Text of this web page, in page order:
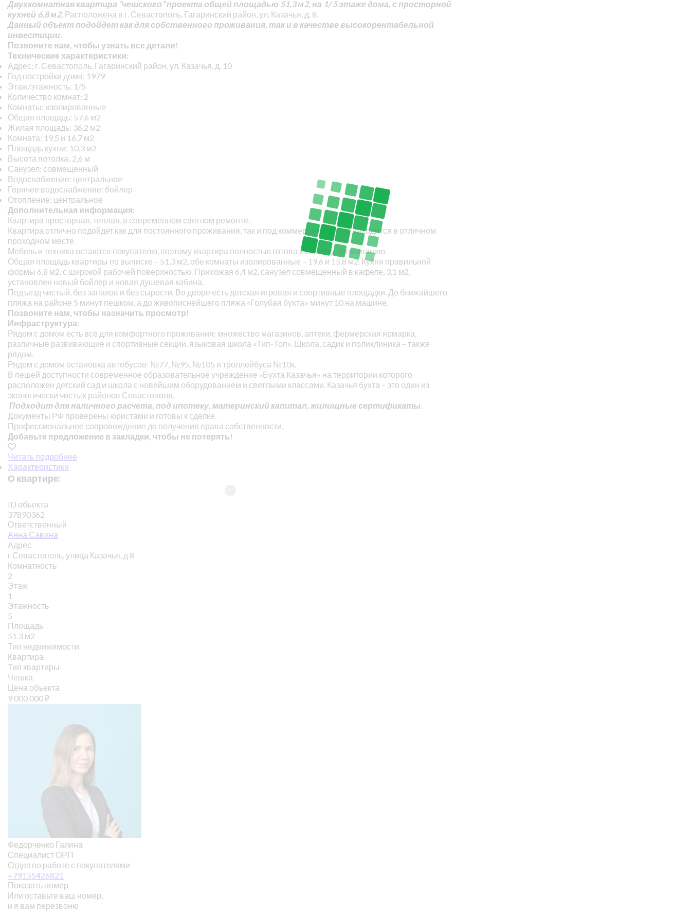
Двухкомнатная квартира “чешского” проекта общей площадью 51,3 м2, на 1/ 5 этаже дома, с просторной
кухней 6,8 м2. Расположена в г. Севастополь, Гагаринский район, ул. Казачья, д. 8.
Данный объект подойдет как для собственного проживания, так и в качестве высокорентабельной
инвестиции.
Позвоните нам, чтобы узнать все детали!
Технические характеристики:
Адрес: г. Севастополь, Гагаринский район, ул. Казачья, д. 10
Год постройки дома: 1979
Этаж/этажность: 1/5
Количество комнат: 2
Комнаты: изолированные
Общая площадь: 57,6 м2
Жилая площадь: 36,2 м2
Комната: 19,5 и 16,7 м2
Площадь кухни: 10,3 м2
Высота потолка: 2,6 м
Санузел: совмещенный
Водоснабжение: центральное
Горячее водоснабжение: бойлер
Отопление: центральное
Дополнительная информация:
Квартира просторная, теплая, в современном светлом ремонте.
Квартира отлично подойдет как для постоянного проживания, так и под коммерцию, так как находится в отличном
проходном месте.
Мебель и техника остаются покупателю, поэтому квартира полностью готова к вашему проживанию.
Общая площадь квартиры по выписке – 51,3 м2, обе комнаты изолированные – 19,6 и 15,8 м2. Кухня правильной
формы 6,8 м2, с широкой рабочей поверхностью. Прихожая 6,4 м2, санузел совмещенный в кафеле, 3,1 м2,
установлен новый бойлер и новая душевая кабина.
Подъезд чистый, без запахов и без сырости. Во дворе есть детская игровая и спортивные площадки. До ближайшего
пляжа на районе 5 минут пешком, а до живописнейшего пляжа «Голубая бухта» минут 10 на машине.
Позвоните нам, чтобы назначить просмотр!
Инфраструктура:
Рядом с домом есть всё для комфортного проживания: множество магазинов, аптеки, фермерская ярмарка,
различные развивающие и спортивные секции, языковая школа «Тип-Топ». Школа, садик и поликлиника – также
рядом.
Рядом с домом остановка автобусов: №77, №95, №105 и троллейбуса №10к.
В пешей доступности современное образовательное учреждение «Бухта Казачья» на территории которого
расположен детский сад и школа с новейшим оборудованием и светлыми классами. Казачья бухта – это один из
экологически чистых районов Севастополя.
Подходит для наличного расчета, под ипотеку, материнский капитал, жилищные сертификаты.
Документы РФ проверены юристами и готовы к сделке.
Профессиональное сопровождение до получения права собственности.
Добавьте предложение в закладки, чтобы не потерять!
Читать подробнее
Характеристики
О квартире:
ID объекта
37890362
Ответственный
Анна Савина
Адрес
г Севастополь, улица Казачья, д 8
Комнатность
2
Этаж
1
Этажность
5
Площадь
51.3 м2
Тип недвижимости
Квартира
Тип квартиры
Чешка
Цена объекта
9 000 000₽
Федорченко Галина
Специалист ОРП
Отдел по работе с покупателями
+79155426821
Показать номер
Или оставьте ваш номер,
и я вам перезвоню